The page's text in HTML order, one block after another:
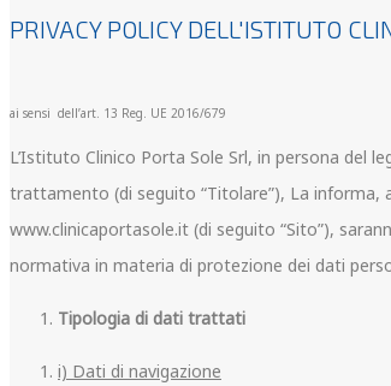
PRIVACY POLICY DELL'ISTITUTO
ai sensi dell’art. 13 Reg. UE 2016/679
L’Istituto Clinico Porta Sole Srl, in persona del
trattamento (di seguito “Titolare”), La informa,
www.clinicaportasole.it (di seguito “Sito”),
normativa in materia di protezione dei dati
Tipologia di dati trattati
i) Dati di navigazione